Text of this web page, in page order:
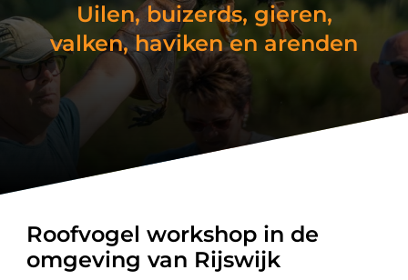
Uilen, buizerds, gieren,
valken, haviken en arenden
Roofvogel workshop in de
omgeving van Rijswijk